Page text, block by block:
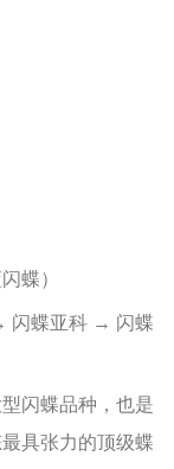
蝶）
闪蝶亚科 → 闪蝶
闪蝶品种，也是
具张力的顶级蝶